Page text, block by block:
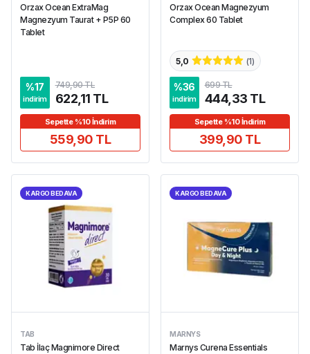
Orzax Ocean ExtraMag
Magnezyum Taurat + P5P 60
Tablet
%17
indirim
749,90 TL
622,11 TL
Sepette %10 İndirim
559,90 TL
Orzax Ocean Magnezyum
Complex 60 Tablet
5,0 (1)
%36
indirim
699 TL
444,33 TL
Sepette %10 İndirim
399,90 TL
KARGO BEDAVA
TAB
Tab İlaç Magnimore Direct
KARGO BEDAVA
MARNYS
Marnys Curena Essentials